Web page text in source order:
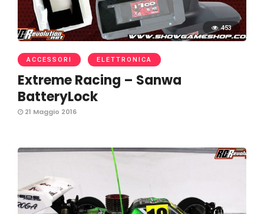
453
ACCESSORI ELETTRONICA
Extreme Racing – Sanwa
BatteryLock
21 Maggio 2016